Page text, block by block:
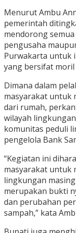
Menurut Ambu
pemerintah
mendorong
pengusaha
Purwakarta untuk
yang bersifat
Dimana dalam
masyarakat untuk
dari rumah,
wilayah
komunitas peduli
pengelola Bank
“Kegiatan ini
masyarakat untuk
lingkungan
merupakan bukti
dan perubahan
sampah,” kata